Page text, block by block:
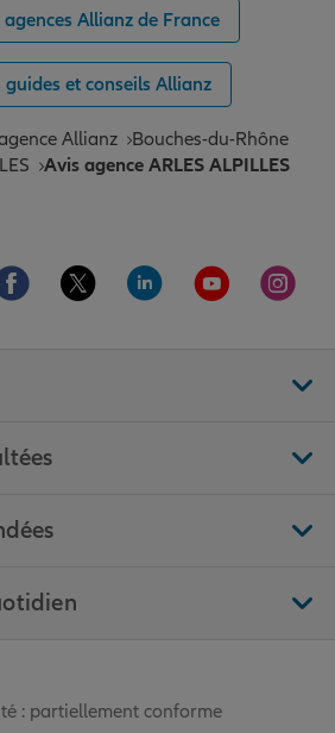
agences Allianz de France
guides et conseils Allianz
Allianz
Bouches-du-Rhône
Avis agence ARLES ALPILLES
Aller sur la page Facebook de Allianz
Aller sur la page Twitter de
Aller sur la page
Aller sur la
Aller
: partiellement conforme